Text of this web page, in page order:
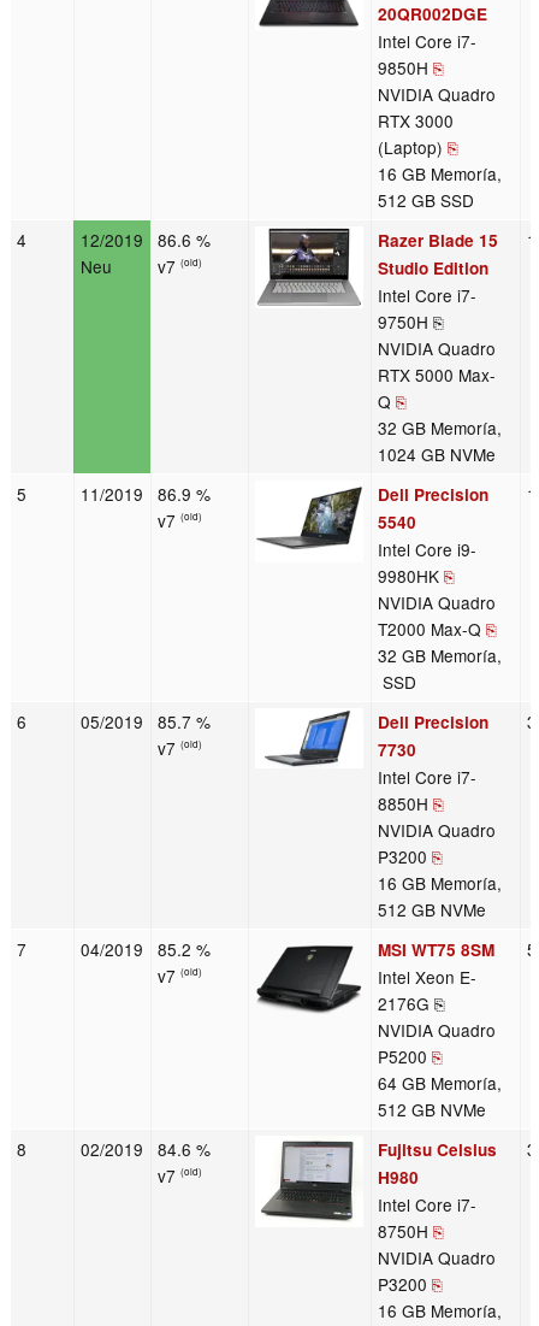
20QR002DGE
Intel Core i7-
9850H ⎘
NVIDIA Quadro
RTX 3000
(Laptop) ⎘
16 GB Memoría,
512 GB SSD
4
12/2019
Neu
86.6 %
v7(old)
Razer Blade 15
Studio Edition
Intel Core i7-
9750H ⎘
NVIDIA Quadro
RTX 5000 Max-
Q ⎘
32 GB Memoría,
1024 GB NVMe
5 11/2019
86.9 %
v7(old)
Dell Precision
5540
Intel Core i9-
9980HK ⎘
NVIDIA Quadro
T2000 Max-Q ⎘
32 GB Memoría,
SSD
6 05/2019
85.7 %
v7(old)
Dell Precision
7730
Intel Core i7-
8850H ⎘
NVIDIA Quadro
P3200 ⎘
16 GB Memoría,
512 GB NVMe
7 04/2019
85.2 %
v7(old)
MSI WT75 8SM
Intel Xeon E-
2176G ⎘
NVIDIA Quadro
P5200 ⎘
64 GB Memoría,
512 GB NVMe
8 02/2019
84.6 %
v7(old)
Fujitsu Celsius
H980
Intel Core i7-
8750H ⎘
NVIDIA Quadro
P3200 ⎘
16 GB Memoría,